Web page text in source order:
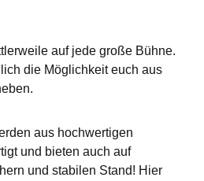
auf jede große Bühne.
die Möglichkeit euch aus
aus hochwertigen
und bieten auch auf
und stabilen Stand! Hier